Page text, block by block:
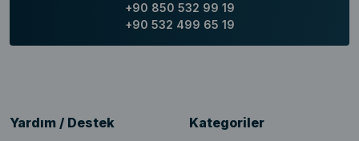
+90 850 532 99 19
+90 532 499 65 19
Yardım / Destek Kategoriler